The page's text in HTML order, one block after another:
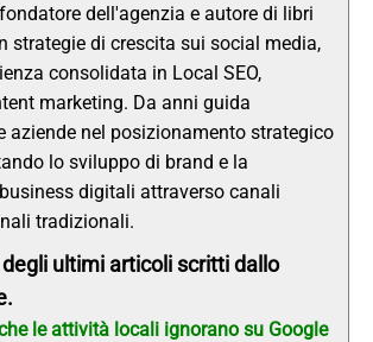
dell'agenzia e autore di libri
strategie di crescita sui social media,
consolidata in Local SEO,
marketing. Da anni guida
aziende nel posizionamento strategico
lo sviluppo di brand e la
digitali attraverso canali
tradizionali.
ultimi articoli scritti dallo
le attività locali ignorano su Google